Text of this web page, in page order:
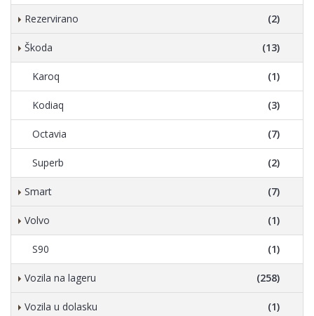
Rezervirano (2)
Škoda (13)
Karoq (1)
Kodiaq (3)
Octavia (7)
Superb (2)
Smart (7)
Volvo (1)
S90 (1)
Vozila na lageru (258)
Vozila u dolasku (1)